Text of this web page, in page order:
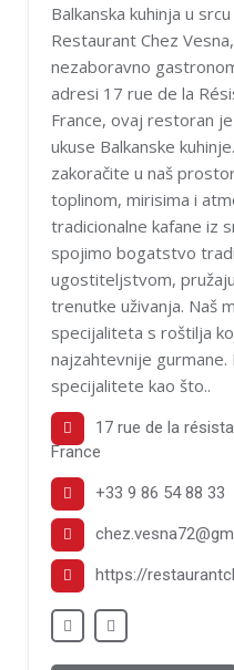
Balkanska kuhinja u
Restaurant Chez
nezaboravno
adresi 17 rue de la
France, ovaj restoran
ukuse Balkanske
zakoračite u naš
toplinom, mirisima i
tradicionalne kafane iz
spojimo bogatstvo
ugostiteljstvom,
trenutke uživanja. Naš
specijaliteta s roštilja
najzahtevnije
specijalitete kao što..
17 rue de la
France
+33 9 86 54 88 33
https://